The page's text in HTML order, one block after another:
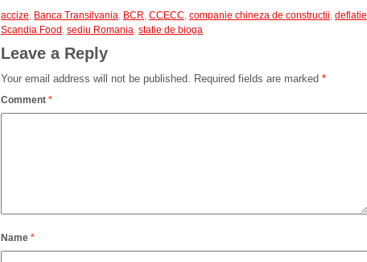
accize, Banca Transilvania, BCR, CCECC, companie chineza de constructii, deflatie
Scandia Food , sediu Romania, statie de bioga
Leave a Reply
Your email address will not be published. Required fields are marked *
Comment *
Name *